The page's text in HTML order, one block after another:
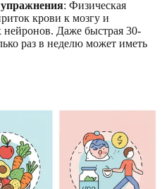
: Физическая
крови к мозгу и
нейронов. Даже быстрая 30-
раз в неделю может иметь